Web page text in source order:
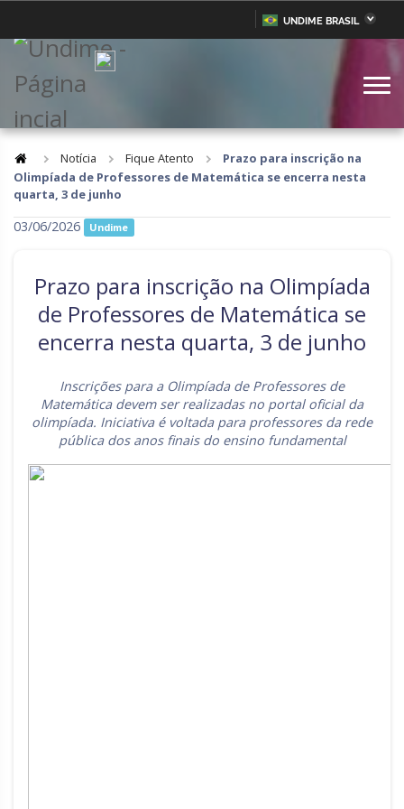
UNDIME BRASIL
Goiás Maranhão
Paraíba Pernambuco
Piauí Paraná
Rio de Janeiro Rio Grande do Norte
Rondônia Roraima
Rio Grande do Sul Sergipe
Notícia Fique Atento
Prazo para inscrição na
Olimpíada de Professores de Matemática se encerra nesta
quarta, 3 de junho
03/06/2026 Undime
Prazo para inscrição na Olimpíada
de Professores de Matemática se
encerra nesta quarta, 3 de junho
Inscrições para a Olimpíada de Professores de
Matemática devem ser realizadas no portal oficial da
olimpíada. Iniciativa é voltada para professores da rede
pública dos anos finais do ensino fundamental